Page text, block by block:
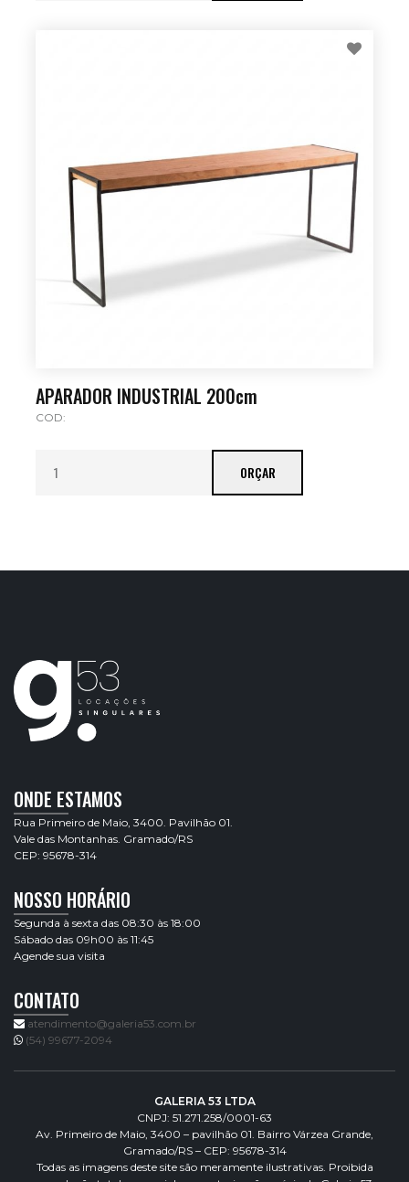
APARADOR INDUSTRIAL 200cm
COD:
ORÇAR
ONDE ESTAMOS
Rua Primeiro de Maio, 3400. Pavilhão 01.
Vale das Montanhas. Gramado/RS
CEP: 95678-314
NOSSO HORÁRIO
Segunda à sexta das 08:30 às 18:00
Sábado das 09h00 às 11:45
Agende sua visita
CONTATO
atendimento@galeria53.com.br
(54) 99677-2094
GALERIA 53 LTDA
CNPJ: 51.271.258/0001-63
Av. Primeiro de Maio, 3400 – pavilhão 01. Bairro Várzea Grande,
Gramado/RS – CEP: 95678-314
Todas as imagens deste site são meramente ilustrativas. Proibida